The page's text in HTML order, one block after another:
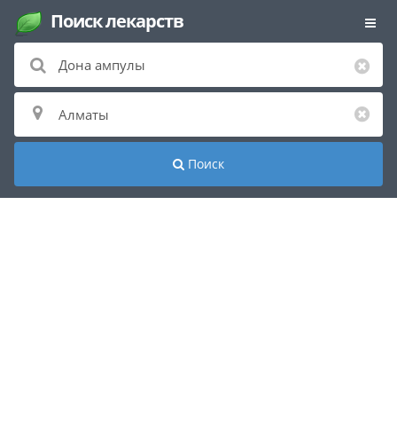
Поиск лекарств
Поиск